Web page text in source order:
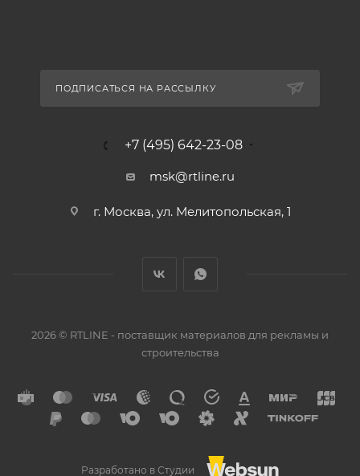
ПОДПИСАТЬСЯ НА РАССЫЛКУ
+7 (495) 642-23-08
msk@rtline.ru
г. Москва, ул. Мелитопольская, 1
2026 © RTLINE - поставщик материалов для рекламы и
строительства
Разработано в Студии